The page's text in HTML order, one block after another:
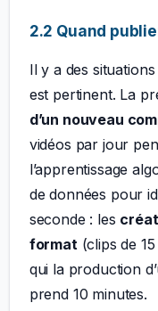
2.2 Quand
Il y a des
est pertinent. La
d’un nouveau
vidéos par jour
l’apprentissage
de données pour
seconde : les
format (clips de
qui la production
prend 10 minutes.